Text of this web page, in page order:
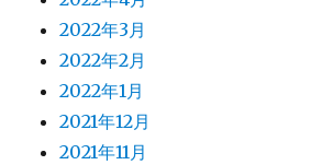
2022年3月
2022年2月
2022年1月
2021年12月
2021年11月